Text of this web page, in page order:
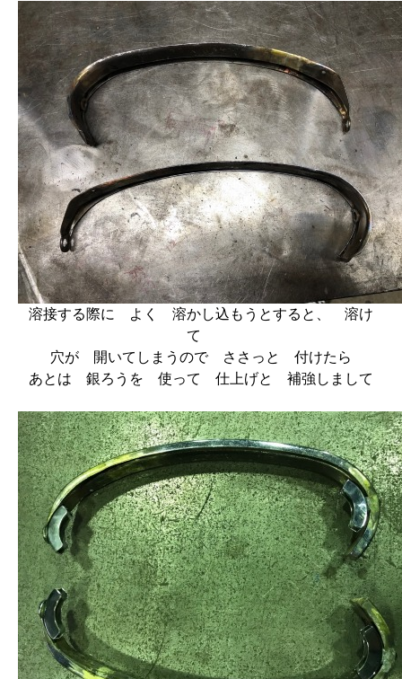
溶接する際に よく 溶かし込もうとすると、 溶け
て
穴が 開いてしまうので ささっと 付けたら
あとは 銀ろうを 使って 仕上げと 補強しまして